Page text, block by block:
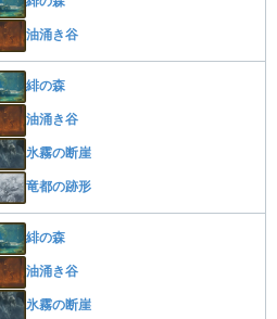
油涌き谷
緋の森
油涌き谷
氷霧の断崖
竜都の跡形
緋の森
油涌き谷
氷霧の断崖